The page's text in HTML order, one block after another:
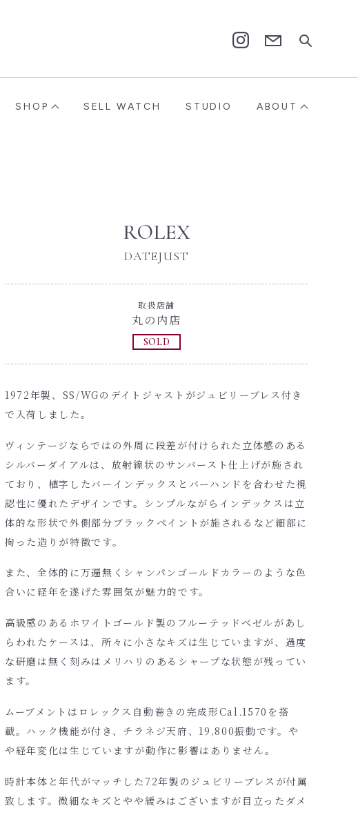
SHOP SELL WATCH STUDIO ABOUT
ROLEX
DATEJUST
取扱店舗
丸の内店
SOLD
1972年製、SS/WGのデイトジャストがジュビリーブレス付き
で入荷しました。
ヴィンテージならではの外周に段差が付けられた立体感のある
シルバーダイアルは、放射線状のサンバースト仕上げが施され
ており、植字したバーインデックスとバーハンドを合わせた視
認性に優れたデザインです。シンプルながらインデックスは立
体的な形状で外側部分ブラックペイントが施されるなど細部に
拘った造りが特徴です。
また、全体的に万遍無くシャンパンゴールドカラーのような色
合いに経年を遂げた雰囲気が魅力的です。
高級感のあるホワイトゴールド製のフルーテッドベゼルがあし
らわれたケースは、所々に小さなキズは生じていますが、過度
な研磨は無く刻みはメリハリのあるシャープな状態が残ってい
ます。
ムーブメントはロレックス自動巻きの完成形Cal.1570を搭
載。ハック機能が付き、チラネジ天府、19,800振動です。や
や経年変化は生じていますが動作に影響はありません。
時計本体と年代がマッチした72年製のジュビリーブレスが付属
致します。微細なキズとやや緩みはございますが目立ったダメ